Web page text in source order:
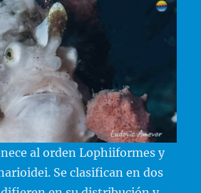
al orden Lophiiformes y
Se clasifican en dos